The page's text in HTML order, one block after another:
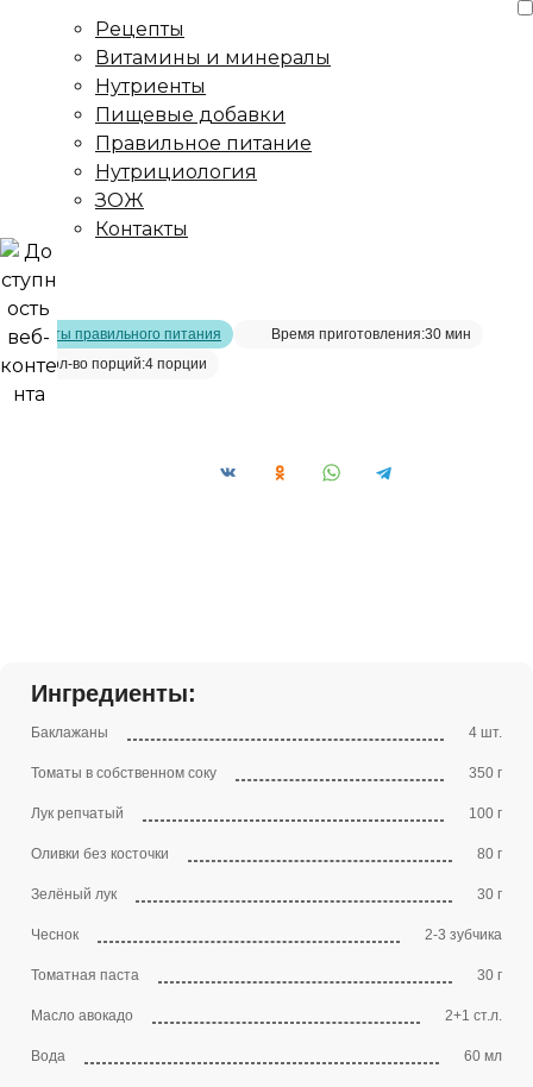
Рецепты
Витамины и минералы
Нутриенты
Пищевые добавки
Правильное питание
Нутрициология
ЗОЖ
Контакты
Главная страница
овощами
Рецепты правильного питания Время приготовления:30 мин
Кол-во порций:4 порции
Ингредиенты:
Баклажаны 4 шт.
Томаты в собственном соку 350 г
Лук репчатый 100 г
Оливки без косточки 80 г
Зелёный лук 30 г
Чеснок 2-3 зубчика
Томатная паста 30 г
Масло авокадо 2+1 ст.л.
Вода 60 мл